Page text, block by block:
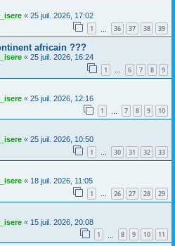
« 25 juil. 2026, 17:02
1 36 37 38 39
africain ???
« 25 juil. 2026, 16:24
1 … 6 7 8 9
« 25 juil. 2026, 12:16
1 7 8 9 10
« 25 juil. 2026, 10:50
1 … 30 31 32 33
« 18 juil. 2026, 11:05
1 … 26 27 28 29
« 15 juil. 2026, 20:08
1 8 9 10 11